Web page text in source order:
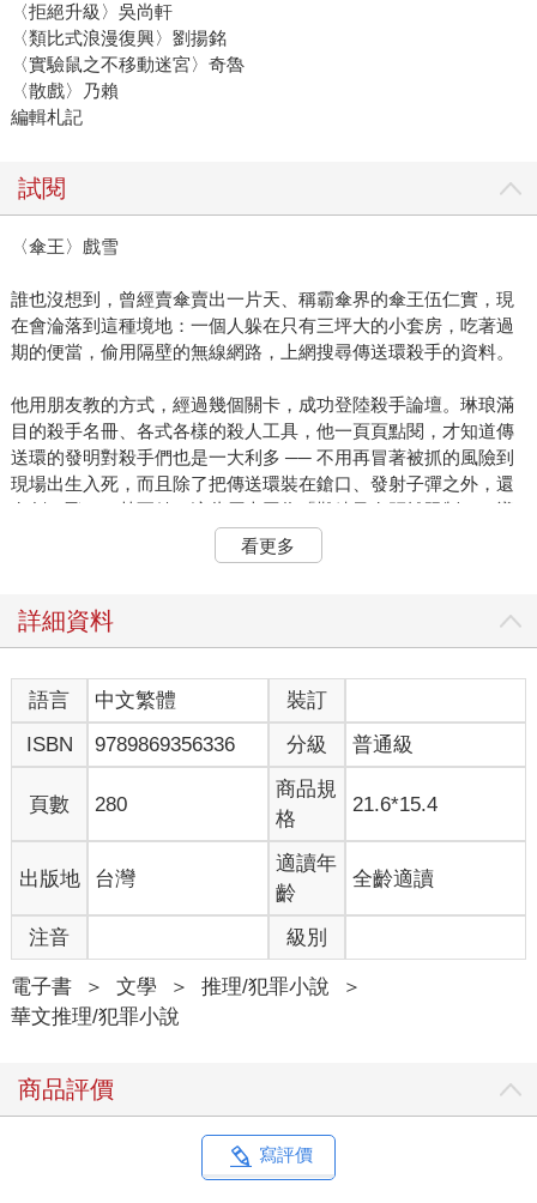
〈拒絕升級〉吳尚軒
〈類比式浪漫復興〉劉揚銘
〈實驗鼠之不移動迷宮〉奇魯
〈散戲〉乃賴
編輯札記
試閱
〈傘王〉戲雪
誰也沒想到，曾經賣傘賣出一片天、稱霸傘界的傘王伍仁實，現
在會淪落到這種境地：一個人躲在只有三坪大的小套房，吃著過
期的便當，偷用隔壁的無線網路，上網搜尋傳送環殺手的資料。
他用朋友教的方式，經過幾個關卡，成功登陸殺手論壇。琳琅滿
目的殺手名冊、各式各樣的殺人工具，他一頁頁點閱，才知道傳
送環的發明對殺手們也是一大利多 ── 不用再冒著被抓的風險到
現場出生入死，而且除了把傳送環裝在鎗口、發射子彈之外，還
有劍、飛刀，甚至針，這些原本因為「難練又有距離限制」，導
致消失已久的古早殺人技藝，又可以重現江湖。
邊的輕巧免洗傘，再從雜物堆底下翻出一支厚重的大型雨傘。一
如果當初答應對方的提議，任對方進駐甚至管控公司，提供資金
和行銷資源，是否就不會走到今天這一步？他搖搖頭，驅走這些
想法，人生哪來那麼多如果，至少自己的初衷是好的，接下來只
要找到合適的殺手，完成預定計畫，那些被自己連累的家人、部
他揉揉疲憊的眼睛，振奮精神，準備繼續查找資料，聽到外面下
望著窗外雨景，他突然懷念起還討厭雨天的日子。
□
回家後，開始在門口張貼起「晴天六折，雨天八折」的廣告，說
是比人家還要便宜兩折，必然能招徠更多生意。結果果真吸引不
少人來跨縣市來購買。伍仁實曾聽到母親私下問父親「這樣不會
賠本嗎？」父親回答說：「只要把定價調高就好啦！」因此生意
看更多
詳細資料
語言 中文繁體
裝訂
ISBN
9789869356336 分級 普通級
頁數 280
商品規
格
21.6*15.4
出版地 台灣
適讀年
齡
全齡適讀
注音 級別
電子書 ＞ 文學 ＞ 推理/犯罪小說
＞
華文推理/犯罪小說
商品評價
寫評價